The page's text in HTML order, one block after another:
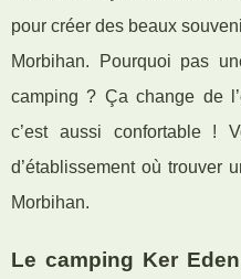
pour créer des beaux
Morbihan. Pourquoi pas
camping ? Ça change de
c’est aussi confortable !
d’établissement où trouver
Morbihan.
Le camping Ker